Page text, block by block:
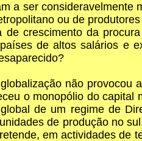
a ser consideravelmente
ou de
crescimento da
de altos salários e
não provocou
o monopólio do
de um regime de
de produção no
em actividades de